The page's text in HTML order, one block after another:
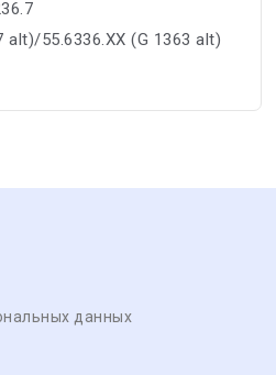
alt)/55.6336.XX (G 1363 alt)
данных